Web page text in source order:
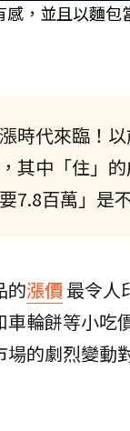
，並且以麵
時代來臨！
其中「住」
7.8百萬」是
的漲價最令人
車輪餅等小吃
場的劇烈變動